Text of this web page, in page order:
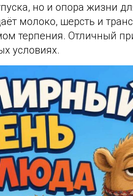
но и опора жизни
молоко, шерсть и
терпения. Отличный
условиях.